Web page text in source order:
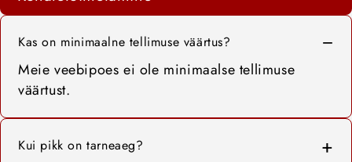
Kas on minimaalne tellimuse väärtus?
Meie veebipoes ei ole minimaalse tellimuse
väärtust.
Kui pikk on tarneaeg?